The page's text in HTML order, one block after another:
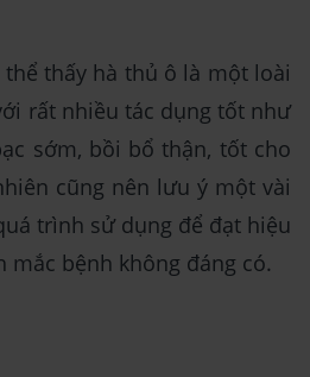
thấy hà thủ ô là một loài
rất nhiều tác dụng tốt như
sớm, bồi bổ thận, tốt cho
cũng nên lưu ý một vài
trình sử dụng để đạt hiệu
mắc bệnh không đáng có.